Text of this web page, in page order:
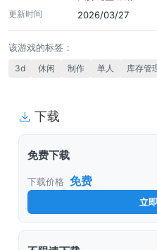
更新时间 2026/03/27
该游戏的标签：
3d 休闲 制作 单人 库存管
下载
免费下载
下载价格 免费
立